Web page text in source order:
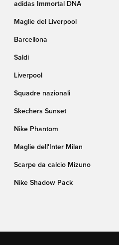
adidas Immortal DNA
Maglie del Liverpool
Barcellona
Saldi
Liverpool
Squadre nazionali
Skechers Sunset
Nike Phantom
Maglie dell'Inter Milan
Scarpe da calcio Mizuno
Nike Shadow Pack